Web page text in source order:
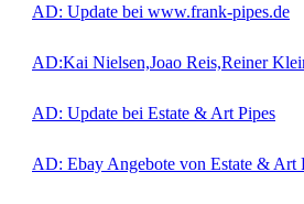
AD: Update bei www.frank-pipes.de
AD:Kai Nielsen,Joao Reis,Reiner
AD: Update bei Estate & Art Pipes
AD: Ebay Angebote von Estate & Art